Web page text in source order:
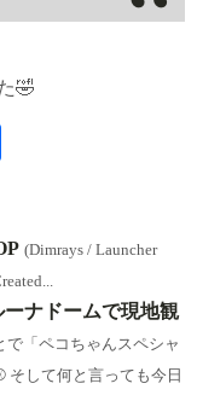
🤣
(Dimrays / Launcher
ーナドームで現地観
「ペコちゃんスペシャ
そして何と言っても今日